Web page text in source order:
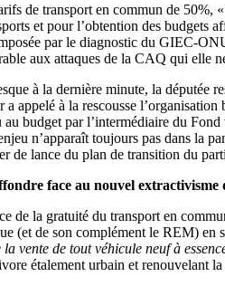
de transport en commun de 50%, «
et pour l’obtention des budgets
par le diagnostic du GIEC-
aux attaques de la CAQ qui elle
à la dernière minute, la députée
a appelé à la rescousse
au budget par l’intermédiaire du
n’apparaît toujours pas dans la
de lance du plan de transition du
face au nouvel extractivisme
de la gratuité du transport en
(et de son complément le REM) en
vente de tout véhicule neuf à
étalement urbain et renouvelant